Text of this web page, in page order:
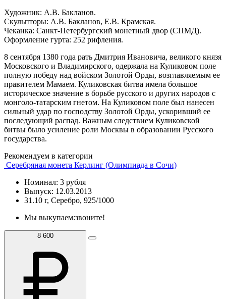
Художник: А.В. Бакланов.
Скульпторы: А.В. Бакланов, Е.В. Крамская.
Чеканка: Санкт-Петербургский монетный двор (СПМД).
Оформление гурта: 252 рифления.
8 сентября 1380 года рать Дмитрия Ивановича, великого князя
Московского и Владимирского, одержала на Куликовом поле
полную победу над войском Золотой Орды, возглавляемым ее
правителем Мамаем. Куликовская битва имела большое
историческое значение в борьбе русского и других народов с
монголо-татарским гнетом. На Куликовом поле был нанесен
сильный удар по господству Золотой Орды, ускоривший ее
последующий распад. Важным следствием Куликовской
битвы было усиление роли Москвы в образовании Русского
государства.
Рекомендуем в категории
Серебряная монета Керлинг (Олимпиада в Сочи)
Номинал: 3 рубля
Выпуск: 12.03.2013
31.10 г, Серебро, 925/1000
Мы выкупаем:звоните!
8 600